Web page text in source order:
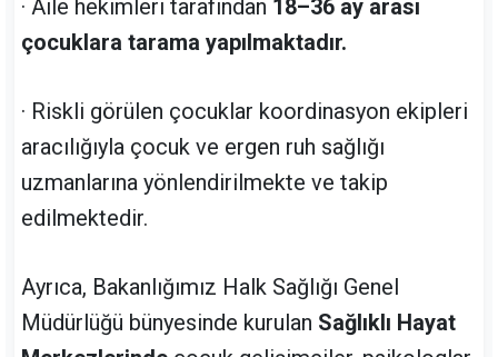
· Aile hekimleri tarafından 18–36 ay arası
çocuklara tarama yapılmaktadır.
· Riskli görülen çocuklar koordinasyon ekipleri
aracılığıyla çocuk ve ergen ruh sağlığı
uzmanlarına yönlendirilmekte ve takip
edilmektedir.
Ayrıca, Bakanlığımız Halk Sağlığı Genel
Müdürlüğü bünyesinde kurulan Sağlıklı Hayat